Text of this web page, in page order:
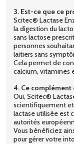
3. Est-ce que ce
Scitec® Lactase
la digestion du
sans lactose
personnes
laitiers sans
Cela permet de
calcium, vitamines
4. Ce
Oui, Scitec®
scientifiquement et
lactase utilisée est
autorités
Vous bénéficiez
pour gérer votre